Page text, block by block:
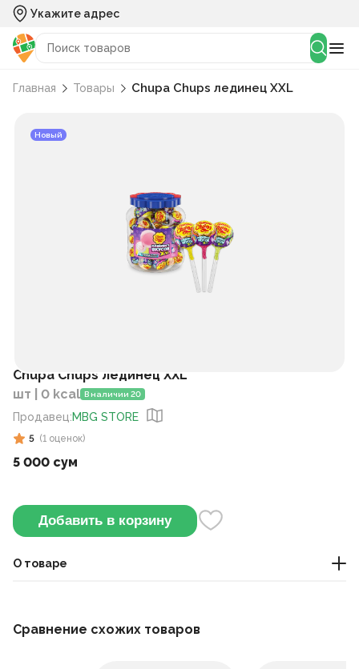
Укажите адрес
Главная Товары Chupa Chups лединец XXL
Новый
Chupa Chups лединец XXL
шт | 0 kcal В наличии 20
Продавец:MBG STORE
5 (1 оценок)
5 000 сум
Добавить в корзину
О товаре
лакомством, предназначенным для «длительного
Сравнение схожих товаров